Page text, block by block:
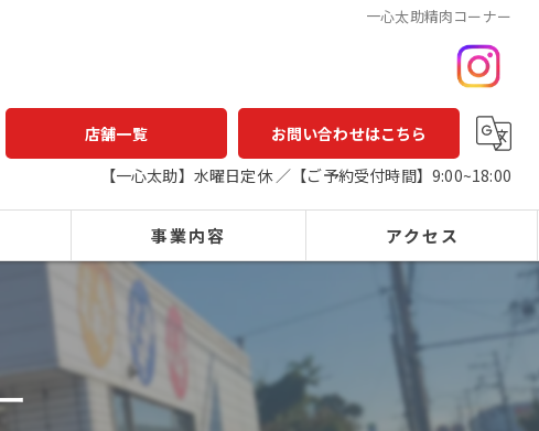
一心太助精肉コーナー
店舗一覧
お問い合わせはこちら
【一心太助】水曜日定休 ／【ご予約受付時間】9:00~18:00
事業内容
一心太助
鮮魚
アクセス
一心太助